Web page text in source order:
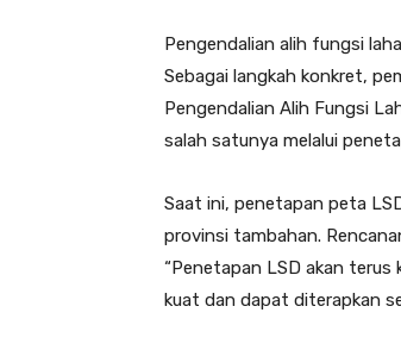
Pengendalian alih fungsi
Sebagai langkah konkret,
Pengendalian Alih Fungsi
salah satunya melalui
Saat ini, penetapan peta
provinsi tambahan.
“Penetapan LSD akan terus
kuat dan dapat diterapkan